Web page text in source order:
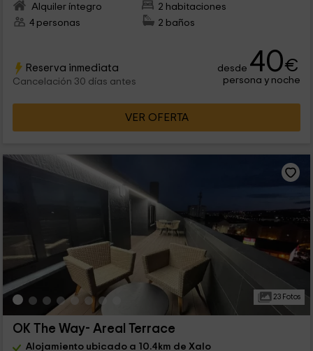
Alquiler íntegro
2 habitaciones
4 personas
2 baños
Reserva inmediata
Cancelación 30 días antes
desde 40€
persona y noche
VER OFERTA
23 Fotos
OK The Way- Areal Terrace
Alojamiento ubicado a 10.4km de Xalo